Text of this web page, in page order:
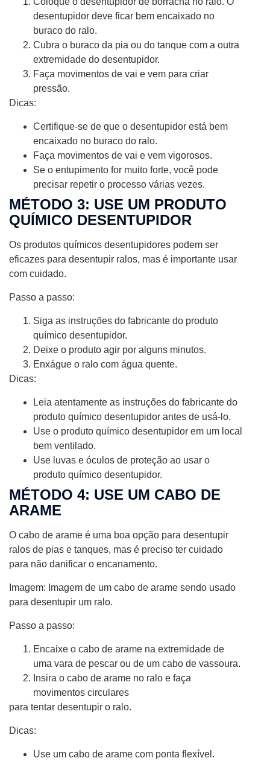
desentupidor deve ficar bem encaixado no
buraco do ralo.
Cubra o buraco da pia ou do tanque com a outra
extremidade do desentupidor.
Faça movimentos de vai e vem para criar
pressão.
Dicas:
Certifique-se de que o desentupidor está bem
encaixado no buraco do ralo.
Faça movimentos de vai e vem vigorosos.
Se o entupimento for muito forte, você pode
precisar repetir o processo várias vezes.
MÉTODO 3: USE UM PRODUTO
QUÍMICO DESENTUPIDOR
Os produtos químicos desentupidores podem ser
eficazes para desentupir ralos, mas é importante usar
com cuidado.
Passo a passo:
Siga as instruções do fabricante do produto
químico desentupidor.
Deixe o produto agir por alguns minutos.
Enxágue o ralo com água quente.
Dicas:
Leia atentamente as instruções do fabricante do
produto químico desentupidor antes de usá-lo.
Use o produto químico desentupidor em um local
bem ventilado.
Use luvas e óculos de proteção ao usar o
produto químico desentupidor.
MÉTODO 4: USE UM CABO DE
ARAME
O cabo de arame é uma boa opção para desentupir
ralos de pias e tanques, mas é preciso ter cuidado
para não danificar o encanamento.
Imagem: Imagem de um cabo de arame sendo usado
para desentupir um ralo.
Passo a passo:
Encaixe o cabo de arame na extremidade de
uma vara de pescar ou de um cabo de vassoura.
Insira o cabo de arame no ralo e faça
movimentos circulares
para tentar desentupir o ralo.
Dicas:
Use um cabo de arame com ponta flexível.